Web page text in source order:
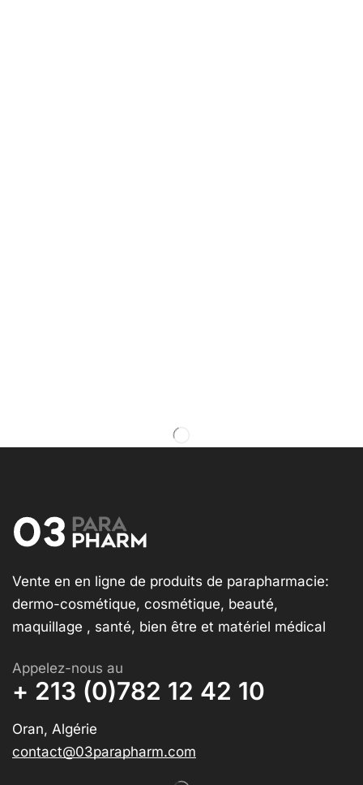
Vente en en ligne de produits de parapharmacie:
dermo-cosmétique, cosmétique, beauté,
maquillage , santé, bien être et matériel médical
Appelez-nous au
+ 213 (0)782 12 42 10
Oran, Algérie
contact@03parapharm.com